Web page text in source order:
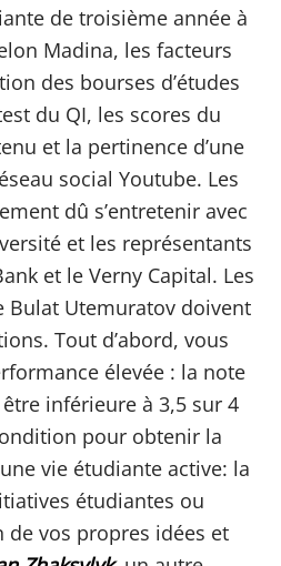
de troisième année à
Madina, les facteurs
des bourses d’études
du QI, les scores du
et la pertinence d’une
social Youtube. Les
dû s’entretenir avec
et les représentants
et le Verny Capital. Les
Bulat Utemuratov doivent
Tout d’abord, vous
élevée : la note
inférieure à 3,5 sur 4
pour obtenir la
vie étudiante active: la
étudiantes ou
vos propres idées et